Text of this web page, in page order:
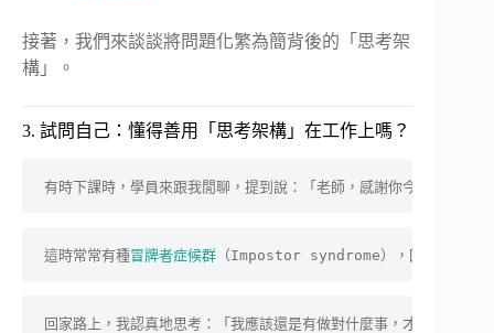
接著，我們來談談將問題化繁為簡背後的「思考架
構」。
3. 試問自己：懂得善用「思考架構」在工作上嗎？
有時下課時，學員來跟我閒聊，提到說：「老師，感謝你今天的分享
這時常常有種冒牌者症候群 （Impostor syndrome），回應道：「
回家路上，我認真地思考：「我應該還是有做對什麼事，才會被別人